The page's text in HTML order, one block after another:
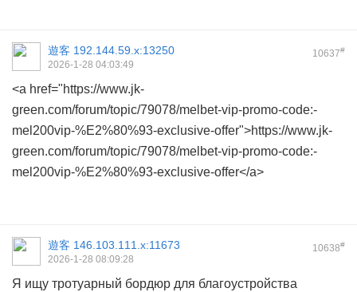
10637#
遊客 192.144.59.x:13250
2026-1-28 04:03:49
<a href="https://www.jk-
green.com/forum/topic/79078/melbet-vip-promo-code:-
mel200vip-%E2%80%93-exclusive-offer">https://www.jk-
green.com/forum/topic/79078/melbet-vip-promo-code:-
mel200vip-%E2%80%93-exclusive-offer</a>
10638#
遊客 146.103.111.x:11673
2026-1-28 08:09:28
Я ищу тротуарный бордюр для благоустройства